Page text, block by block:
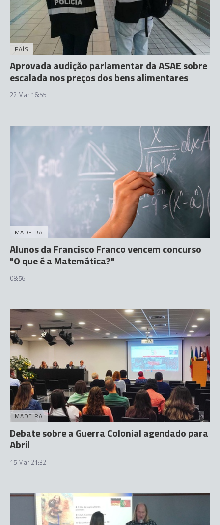
PAÍS
Aprovada audição parlamentar da ASAE sobre
escalada nos preços dos bens alimentares
22 Mar 16:55
MADEIRA
Alunos da Francisco Franco vencem concurso
"O que é a Matemática?"
08:56
MADEIRA
Debate sobre a Guerra Colonial agendado para
Abril
15 Mar 21:32